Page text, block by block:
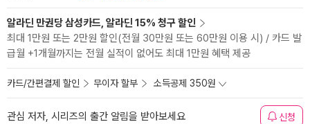
알라딘 만권당 삼성카드, 알라딘 15% 청구 할인
최대 1만원 또는 2만원 할인(전월 30만원 또는 60만원 이용 시) / 카드 발
급월 +1개월까지는 전월 실적이 없어도 최대 1만원 혜택 제공
카드/간편결제 할인 무이자 할부 소득공제 350원
관심 저자, 시리즈의 출간 알림을 받아보세요 신청